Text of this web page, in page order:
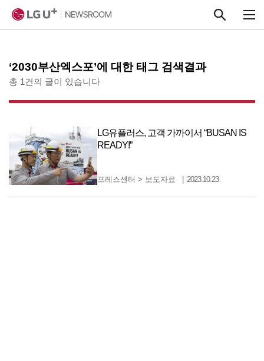
‘2030부산엑스포’에 대한 태그 검색결과
총 1건의 글이 있습니다
LG유플러스, 고객 가까이서 “BUSAN IS
READY!”
프레스센터 > 보도자료 2023.10.23